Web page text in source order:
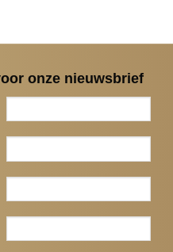
onze nieuwsbrief